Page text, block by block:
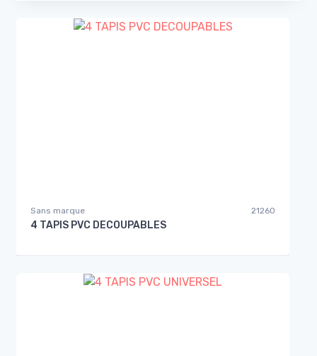
Sans marque 21260
4 TAPIS PVC DECOUPABLES